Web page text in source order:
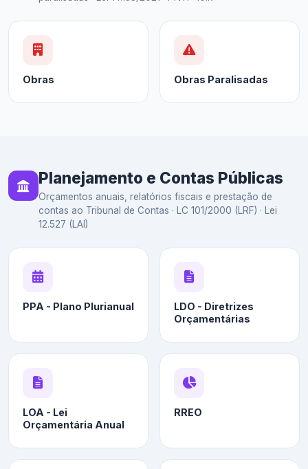
Obras Obras Paralisadas
Planejamento e Contas Públicas
Orçamentos anuais, relatórios fiscais e prestação de
contas ao Tribunal de Contas · LC 101/2000 (LRF) · Lei
12.527 (LAI)
PPA - Plano Plurianual
LDO - Diretrizes
Orçamentárias
LOA - Lei
Orçamentária Anual
RREO